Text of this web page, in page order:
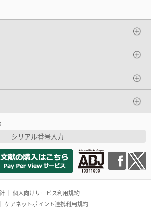
シリアル番号入力
個人向けサービス利用規約
ケアネットポイント連携利用規約